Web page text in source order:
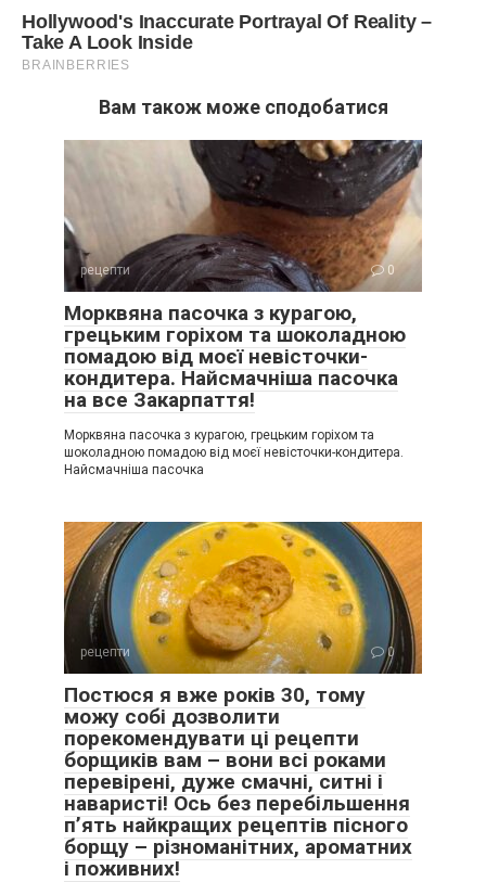
Вам також може сподобатися
рецепти 0
Морквяна пасочка з курагою,
грецьким горіхом та шоколадною
помадою від моєї невісточки-
кондитера. Найсмачніша пасочка
на все Закарпаття!
Морквяна пасочка з курагою, грецьким горіхом та
шоколадною помадою від моєї невісточки-кондитера.
Найсмачніша пасочка
рецепти 0
Постюся я вже років 30, тому
можу собі дозволити
порекомендувати ці рецепти
борщиків вам – вони всі роками
перевірені, дуже смачні, ситні і
наваристі! Ось без перебільшення
п’ять найкращих рецептів пісного
борщу – різноманітних, ароматних
і поживних!